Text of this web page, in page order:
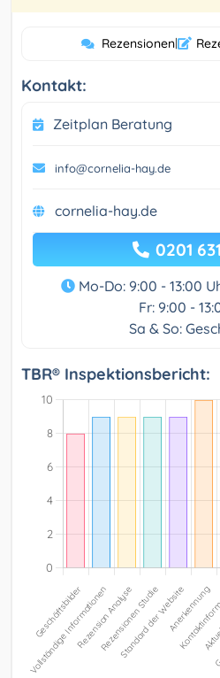
Rezensionen|
Kontakt:
Zeitplan Beratung
info@cornelia-hay.de
cornelia-hay.de
0201
Mo-Do: 9:00 - 13:00
Fr: 9:00 -
Sa & So:
TBR® Inspektionsbericht: